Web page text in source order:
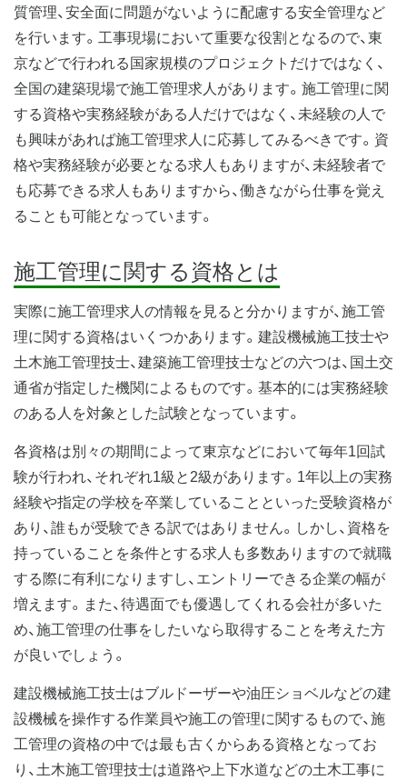
質管理、安全面に問題がないように配慮する安全管理など
を行います。工事現場において重要な役割となるので、東
京などで行われる国家規模のプロジェクトだけではなく、
全国の建築現場で施工管理求人があります。施工管理に関
する資格や実務経験がある人だけではなく、未経験の人で
も興味があれば施工管理求人に応募してみるべきです。資
格や実務経験が必要となる求人もありますが、未経験者で
も応募できる求人もありますから、働きながら仕事を覚え
ることも可能となっています。
施工管理に関する資格とは
実際に施工管理求人の情報を見ると分かりますが、施工管
理に関する資格はいくつかあります。建設機械施工技士や
土木施工管理技士、建築施工管理技士などの六つは、国土交
通省が指定した機関によるものです。基本的には実務経験
のある人を対象とした試験となっています。
各資格は別々の期間によって東京などにおいて毎年1回試
験が行われ、それぞれ1級と2級があります。1年以上の実務
経験や指定の学校を卒業していることといった受験資格が
あり、誰もが受験できる訳ではありません。しかし、資格を
持っていることを条件とする求人も多数ありますので就職
する際に有利になりますし、エントリーできる企業の幅が
増えます。また、待遇面でも優遇してくれる会社が多いた
め、施工管理の仕事をしたいなら取得することを考えた方
が良いでしょう。
建設機械施工技士はブルドーザーや油圧ショベルなどの建
設機械を操作する作業員や施工の管理に関するもので、施
工管理の資格の中では最も古くからある資格となってお
り、土木施工管理技士は道路や上下水道などの土木工事に